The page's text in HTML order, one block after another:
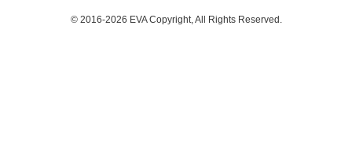
© 2016-2026 EVA Copyright, All Rights Reserved.